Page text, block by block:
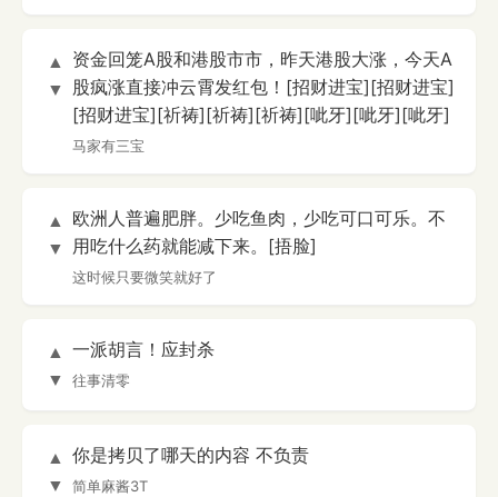
▲
▼
资金回笼A股和港股市市，昨天港股大涨，今天A
股疯涨直接冲云霄发红包！[招财进宝][招财进宝]
[招财进宝][祈祷][祈祷][祈祷][呲牙][呲牙][呲牙]
马家有三宝
▲
▼
欧洲人普遍肥胖。少吃鱼肉，少吃可口可乐。不
用吃什么药就能减下来。[捂脸]
这时候只要微笑就好了
▲
▼
一派胡言！应封杀
往事清零
▲
▼
你是拷贝了哪天的内容 不负责
简单麻酱3T